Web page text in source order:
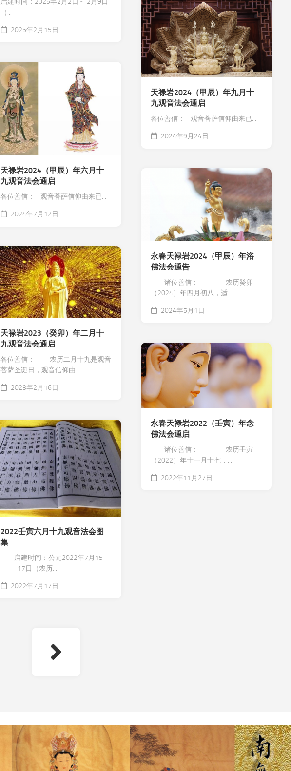
启建时间：2025年2月2日 ~ 2月9日
（...
2025年2月15日
天禄岩2024（甲辰）年九月十
九观音法会通启
各位善信： 观音菩萨信仰由来已...
2024年9月24日
天禄岩2024（甲辰）年六月十
九观音法会通启
各位善信： 观音菩萨信仰由来已...
2024年7月12日
永春天禄岩2024（甲辰）年浴
佛法会通告
诸位善信： 农历癸卯
（2024）年四月初八，适...
2024年5月1日
天禄岩2023（癸卯）年二月十
九观音法会通启
各位善信： 农历二月十九是观音
菩萨圣诞日，观音信仰由...
2023年2月16日
永春天禄岩2022（壬寅）年念
佛法会通启
诸位善信： 农历壬寅
（2022）年十一月十七，...
2022年11月27日
2022壬寅六月十九观音法会图
集
启建时间：公元2022年7月15
—— 17日（农历...
2022年7月17日